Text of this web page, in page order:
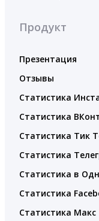
Продукт
Презентация
Отзывы
Статистика
Статистика
Статистика Тик
Статистика
Статистика в
Статистика
Статистика Макс